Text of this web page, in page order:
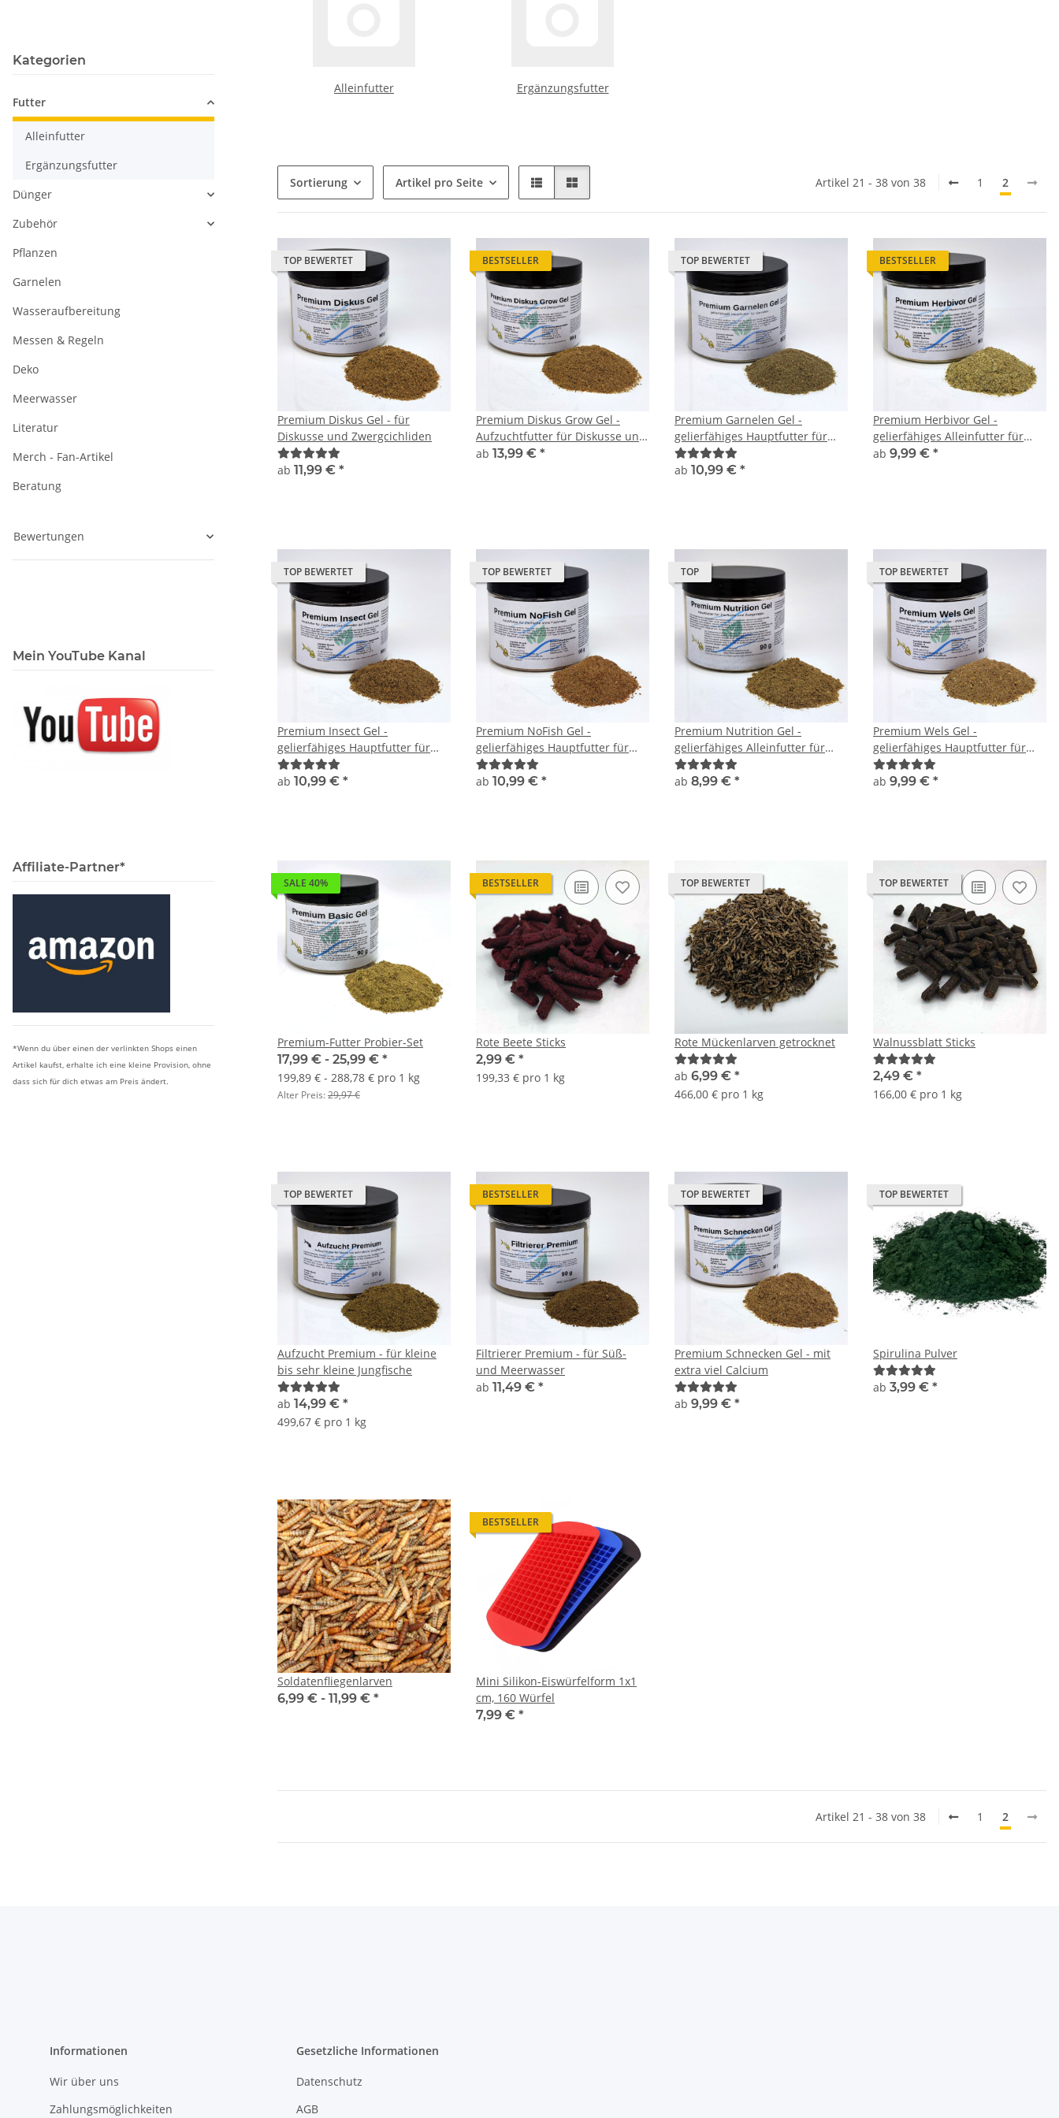
Alleinfutter Ergänzungsfutter
Sortierung Artikel pro Seite Artikel 21 - 38 von 38 1 2
TOP BEWERTET
Premium Diskus Gel - für
Diskusse und Zwergcichliden
ab 11,99 € *
BESTSELLER
Premium Diskus Grow Gel -
Aufzuchtfutter für Diskusse und
Zwergcichliden
ab 13,99 € *
TOP BEWERTET
Premium Garnelen Gel -
gelierfähiges Hauptfutter für
Garnelen
ab 10,99 € *
BESTSELLER
Premium Herbivor Gel -
gelierfähiges Alleinfutter für
pflanzenfressende Zierfische
ab 9,99 € *
TOP BEWERTET
Premium Insect Gel -
gelierfähiges Hauptfutter für
Zierfische - auf Insektenbasis
ab 10,99 € *
TOP BEWERTET
Premium NoFish Gel -
gelierfähiges Hauptfutter für
Zierfische - ohne Fischmehl
ab 10,99 € *
TOP
Premium Nutrition Gel -
gelierfähiges Alleinfutter für
Zierfische und Ziergarnelen
ab 8,99 € *
TOP BEWERTET
Premium Wels Gel -
gelierfähiges Hauptfutter für
Welse - ohne Fischmehl
ab 9,99 € *
SALE 40%
Premium-Futter Probier-Set
17,99 € - 25,99 € *
199,89 € - 288,78 € pro 1 kg
Alter Preis:29,97 €
BESTSELLER
Rote Beete Sticks
2,99 € *
199,33 € pro 1 kg
TOP BEWERTET
Rote Mückenlarven getrocknet
ab 6,99 € *
466,00 € pro 1 kg
TOP BEWERTET
Walnussblatt Sticks
2,49 € *
166,00 € pro 1 kg
TOP BEWERTET
Aufzucht Premium - für kleine
bis sehr kleine Jungfische
ab 14,99 € *
499,67 € pro 1 kg
BESTSELLER
Filtrierer Premium - für Süß-
und Meerwasser
ab 11,49 € *
TOP BEWERTET
Premium Schnecken Gel - mit
extra viel Calcium
ab 9,99 € *
TOP BEWERTET
Spirulina Pulver
ab 3,99 € *
Soldatenfliegenlarven
6,99 € - 11,99 € *
BESTSELLER
Mini Silikon-Eiswürfelform 1x1
cm, 160 Würfel
7,99 € *
Artikel 21 - 38 von 38 1 2
Kategorien
Futter
Alleinfutter
Ergänzungsfutter
Dünger
Zubehör
Pflanzen
Garnelen
Wasseraufbereitung
Messen & Regeln
Deko
Meerwasser
Literatur
Merch - Fan-Artikel
Beratung
Bewertungen
Mein YouTube Kanal
Affiliate-Partner*
*Wenn du über einen der verlinkten Shops einen
Artikel kaufst, erhalte ich eine kleine Provision, ohne
dass sich für dich etwas am Preis ändert.
Informationen
Wir über uns
Zahlungsmöglichkeiten
Gesetzliche Informationen
Datenschutz
AGB